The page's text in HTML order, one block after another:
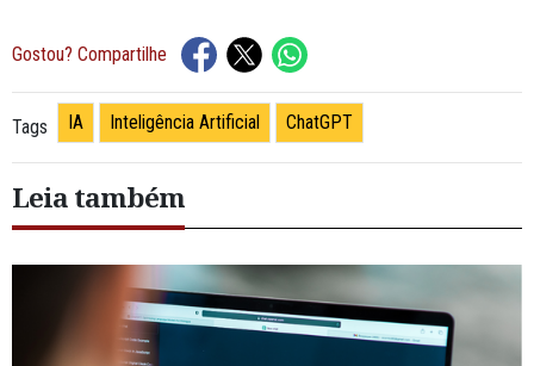
Gostou? Compartilhe
Tags IA Inteligência Artificial ChatGPT
Leia também